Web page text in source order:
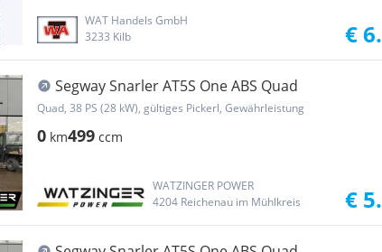
WAT Handels GmbH
3233 Kilb
€
Segway Snarler AT5S One ABS Quad
Quad, 38 PS (28 kW), gültiges Pickerl, Gewährleistung
0 km499 ccm
WATZINGER POWER
4204 Reichenau im Mühlkreis
€